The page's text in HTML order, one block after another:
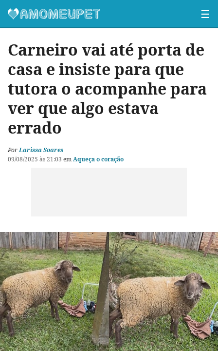
☰
Carneiro vai até porta de
casa e insiste para que
tutora o acompanhe para
ver que algo estava
errado
PorLarissa Soares
09/08/2025 às 21:03 emAqueça o coração